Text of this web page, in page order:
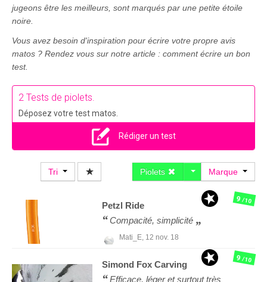
jugeons être les meilleurs, sont marqués par une petite étoile
noire.
Vous avez besoin d'inspiration pour écrire votre propre avis
matos ? Rendez vous sur notre article : comment écrire un bon
test.
2 Tests de piolets.
Déposez votre test matos.
Rédiger un test
Tri Marque
Piolets
Petzl Ride
Compacité, simplicité
Mati_E, 12 nov. 18
9/10
Simond Fox Carving
Efficace, léger et surtout très
9/10